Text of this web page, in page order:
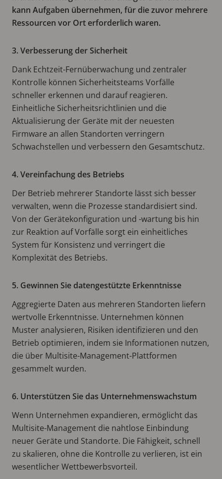
kann Aufgaben übernehmen, für die zuvor mehrere
Ressourcen vor Ort erforderlich waren.
3. Verbesserung der Sicherheit
Dank Echtzeit-Fernüberwachung und zentraler
Kontrolle können Sicherheitsteams Vorfälle
schneller erkennen und darauf reagieren.
Einheitliche Sicherheitsrichtlinien und die
Aktualisierung der Geräte mit der neuesten
Firmware an allen Standorten verringern
Schwachstellen und verbessern den Gesamtschutz.
4. Vereinfachung des Betriebs
Der Betrieb mehrerer Standorte lässt sich besser
verwalten, wenn die Prozesse standardisiert sind.
Von der Gerätekonfiguration und -wartung bis hin
zur Reaktion auf Vorfälle sorgt ein einheitliches
System für Konsistenz und verringert die
Komplexität des Betriebs.
5. Gewinnen Sie datengestützte Erkenntnisse
Aggregierte Daten aus mehreren Standorten liefern
wertvolle Erkenntnisse. Unternehmen können
Muster analysieren, Risiken identifizieren und den
Betrieb optimieren, indem sie Informationen nutzen,
die über Multisite-Management-Plattformen
gesammelt wurden.
6. Unterstützen Sie das Unternehmenswachstum
Wenn Unternehmen expandieren, ermöglicht das
Multisite-Management die nahtlose Einbindung
neuer Geräte und Standorte. Die Fähigkeit, schnell
zu skalieren, ohne die Kontrolle zu verlieren, ist ein
wesentlicher Wettbewerbsvorteil.